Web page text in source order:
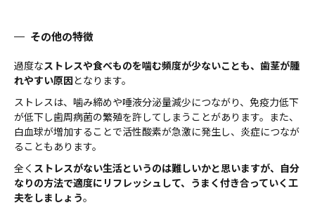
その他の特徴
過度なストレスや食べものを噛む頻度が少ないことも、歯茎が腫
れやすい原因となります。
ストレスは、噛み締めや唾液分泌量減少につながり、免疫力低下
が低下し歯周病菌の繁殖を許してしまうことがあります。また、
白血球が増加することで活性酸素が急激に発生し、炎症につなが
ることもあります。
全く ストレスがない生活というのは難しいかと思いますが、自分
なりの方法で適度にリフレッシュして、うまく付き合っていく工
夫をしましょう。